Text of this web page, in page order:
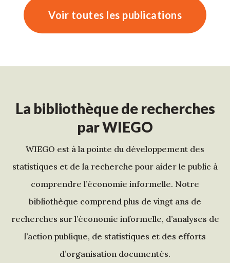
Voir toutes les publications
La bibliothèque de recherches
par WIEGO
WIEGO est à la pointe du développement des
statistiques et de la recherche pour aider le public à
comprendre l’économie informelle. Notre
bibliothèque comprend plus de vingt ans de
recherches sur l’économie informelle, d’analyses de
l’action publique, de statistiques et des efforts
d’organisation documentés.